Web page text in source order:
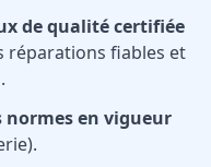
de qualité certifiée
réparations fiables et
normes en vigueur